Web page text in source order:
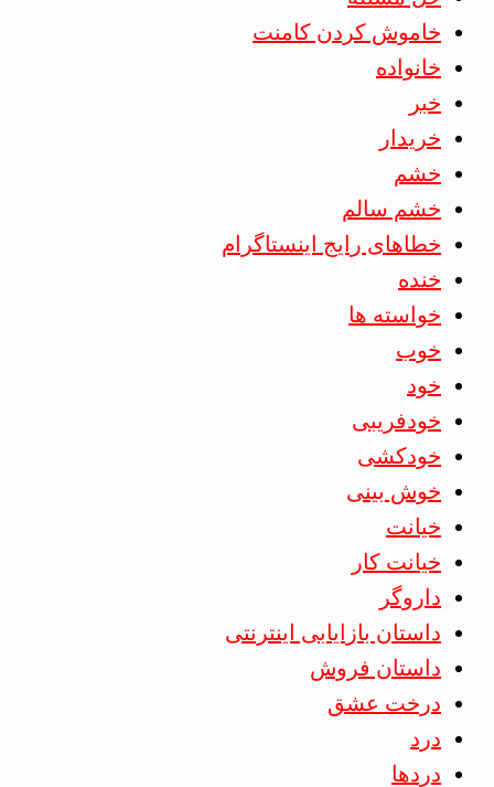
خاموش کردن کامنت
خانواده
خبر
خریدار
خشم
خشم سالم
خطاهای رایج اینستاگرام
خنده
خواسته ها
خوب
خود
خودفریبی
خودکشی
خوش بینی
خیانت
خیانت کار
داروگر
داستان بازایابی اینترنتی
داستان فروش
درخت عشق
درد
دردها